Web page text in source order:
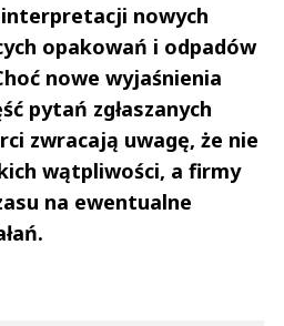
nowych
opakowań i odpadów
nowe wyjaśnienia
pytań zgłaszanych
zwracają uwagę, że nie
wątpliwości, a firmy
na ewentualne